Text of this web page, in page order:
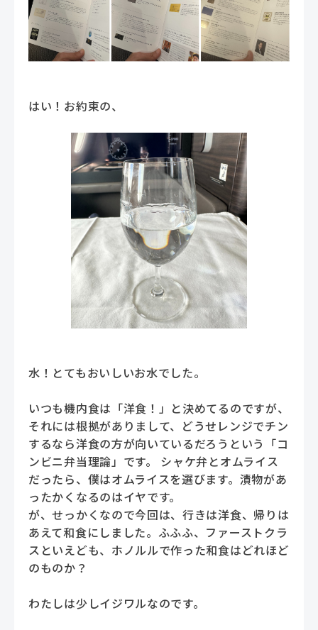
はい！お約束の、
水！とてもおいしいお水でした。
いつも機内食は「洋食！」と決めてるのですが、
それには根拠がありまして、どうせレンジでチン
するなら洋食の方が向いているだろうという「コ
ンビニ弁当理論」です。 シャケ弁とオムライス
だったら、僕はオムライスを選びます。漬物があ
ったかくなるのはイヤです。
が、せっかくなので今回は、行きは洋食、帰りは
あえて和食にしました。ふふふ、ファーストクラ
スといえども、ホノルルで作った和食はどれほど
のものか？
わたしは少しイジワルなのです。